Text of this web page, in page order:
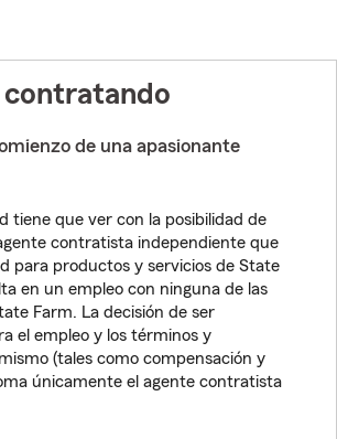
contratando
de una apasionante
tiene que ver con la posibilidad de
contratista independiente que
para productos y servicios de State
en un empleo con ninguna de las
Farm. La decisión de ser
el empleo y los términos y
(tales como compensación y
únicamente el agente contratista